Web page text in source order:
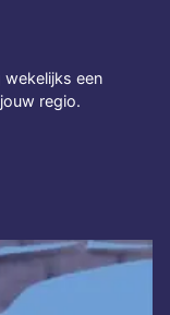
wekelijks een
regio.